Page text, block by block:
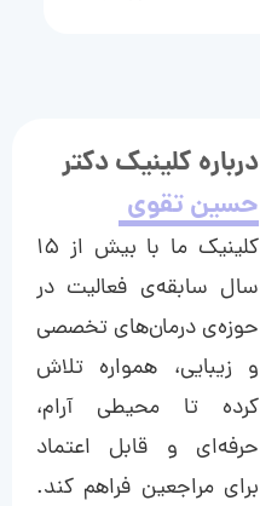
درباره کلینیک دکتر
حسین تقوی
کلینیک ما با بیش از ۱۵
سال سابقه‌ی فعالیت در
حوزه‌ی درمان‌های تخصصی
و زیبایی، همواره تلاش
کرده تا محیطی آرام،
حرفه‌ای و قابل اعتماد
برای مراجعین فراهم کند.